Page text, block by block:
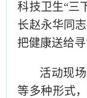
科技卫生“三
长赵永华 同
把健康送给
活动现
等多种形式